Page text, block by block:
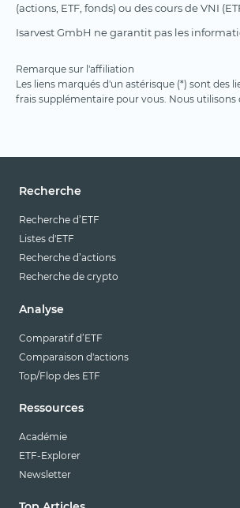
(actions, ETF, fonds) ou des cours de VNI
Isarvest GmbH ne garantit pas les
Remarque sur l'affiliation
Les liens marqués d'un astérisque (*) sont des
frais supplémentaire pour vous. Nous
Recherche
Recherche d’ETF
Listes d'ETF
Recherche d’actions
Recherche de crypto
Analyse
Comparatif d’ETF
Comparaison d'actions
Top/Flop des ETF
Ressources
Académie
ETF-Explorer
Newsletter